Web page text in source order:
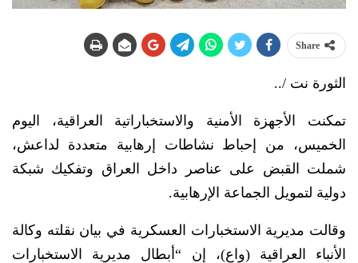
Share
الثورة نت /..
تمكنت الأجهزة الأمنية والاستخباراتية العراقية، اليوم
الخميس، من إحباط نشاطات إرهابية متعددة لداعش،
شملت القبض على عناصر داخل العراق وتفكيك شبكة
دولية لتمويل الجماعة الإرهابية.
وقالت مديرية الاستخبارات العسكرية في بيان نقلته وكالة
الأنباء العراقية (واع)، إن “أبطال مديرية الاستخبارات